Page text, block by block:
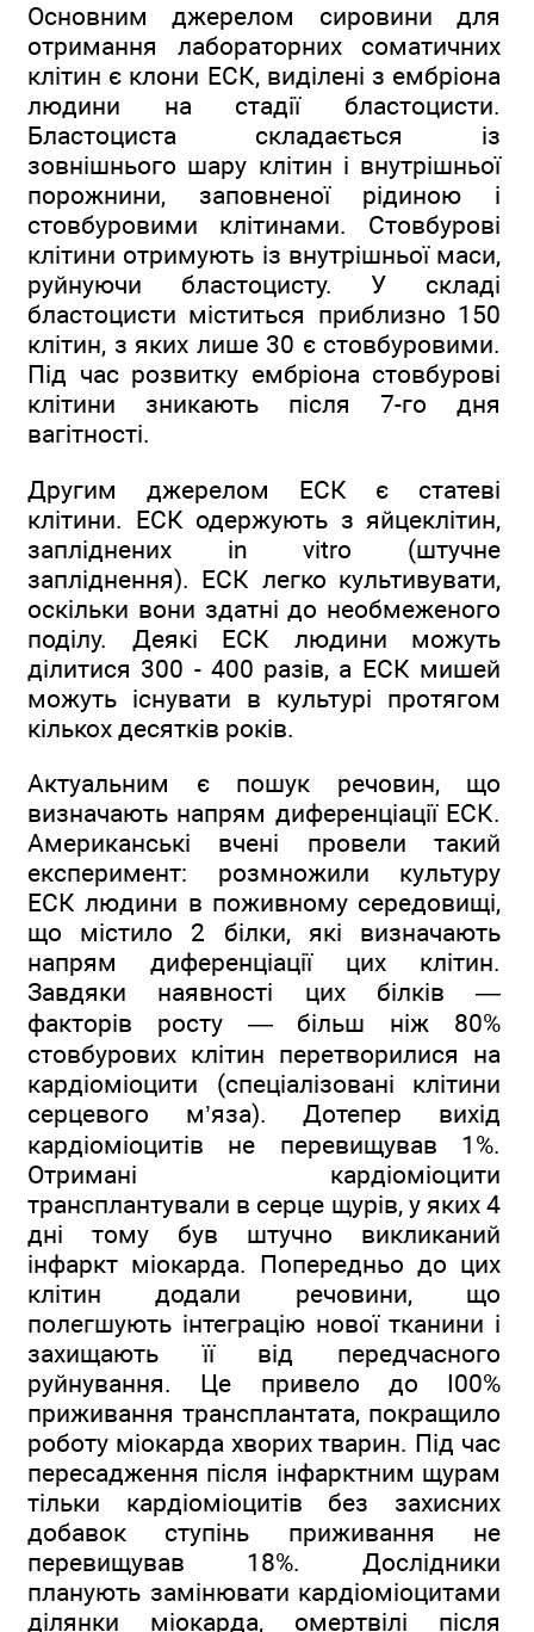
Основним джерелом сировини для
отримання лабораторних соматичних
клітин є клони ЕСК, виділені з ембріона
людини на стадії бластоцисти.
Бластоциста складається із
зовнішнього шару клітин і внутрішньої
порожнини, заповненої рідиною і
стовбуровими клітинами. Стовбурові
клітини отримують із внутрішньої маси,
руйнуючи бластоцисту. У складі
бластоцисти міститься приблизно 150
клітин, з яких лише 30 є стовбуровими.
Під час розвитку ембріона стовбурові
клітини зникають після 7-го дня
вагітності.
Другим джерелом ЕСК є статеві
клітини. ЕСК одержують з яйцеклітин,
запліднених in vitro (штучне
запліднення). ЕСК легко культивувати,
оскільки вони здатні до необмеженого
поділу. Деякі ЕСК людини можуть
ділитися 300 - 400 разів, а ЕСК мишей
можуть існувати в культурі протягом
кількох десятків років.
Актуальним є пошук речовин, що
визначають напрям диференціації ЕСК.
Американські вчені провели такий
експеримент: розмножили культуру
ЕСК людини в поживному середовищі,
що містило 2 білки, які визначають
напрям диференціації цих клітин.
Завдяки наявності цих білків —
факторів росту — більш ніж 80%
стовбурових клітин перетворилися на
кардіоміоцити (спеціалізовані клітини
серцевого м’яза). Дотепер вихід
кардіоміоцитів не перевищував 1%.
Отримані кардіоміоцити
трансплантували в серце щурів, у яких 4
дні тому був штучно викликаний
інфаркт міокарда. Попередньо до цих
клітин додали речовини, що
полегшують інтеграцію нової тканини і
захищають її від передчасного
руйнування. Це привело до І00%
приживання трансплантата, покращило
роботу міокарда хворих тварин. Під час
пересадження після інфарктним щурам
тільки кардіоміоцитів без захисних
добавок ступінь приживання не
перевищував 18%. Дослідники
планують замінювати кардіоміоцитами
ділянки міокарда, омертвілі після